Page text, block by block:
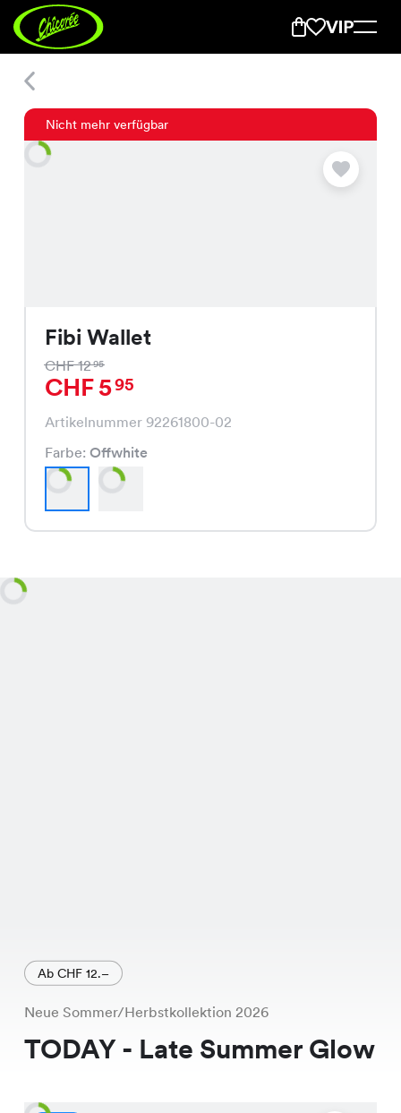
Nicht mehr verfügbar
Fibi Wallet
CHF 1295
CHF 595
Artikelnummer 92261800-02
Farbe:Offwhite
Ab CHF 12.–
Neue Sommer/Herbstkollektion 2026
TODAY - Late Summer Glow